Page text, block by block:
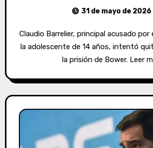
31 de mayo de 2026
Claudio Barrelier, principal acusado por el asesinato de
la adolescente de 14 años, intentó
la prisión de Bower. Leer